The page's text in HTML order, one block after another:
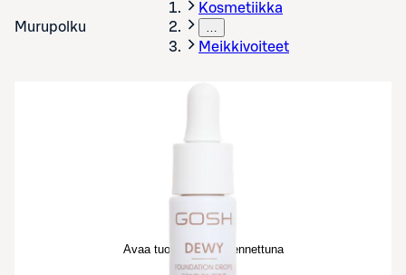
Murupolku
Kosmetiikka
…
Meikkivoiteet
Avaa tuotekuva suurennettuna